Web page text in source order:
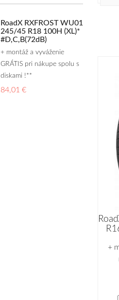
RoadX RXFROST WU01
245/45 R18 100H (XL)*
#D,C,B(72dB)
+ montáž a vyváženie
GRÁTIS pri nákupe spolu s
diskami !**
84,01 €
+